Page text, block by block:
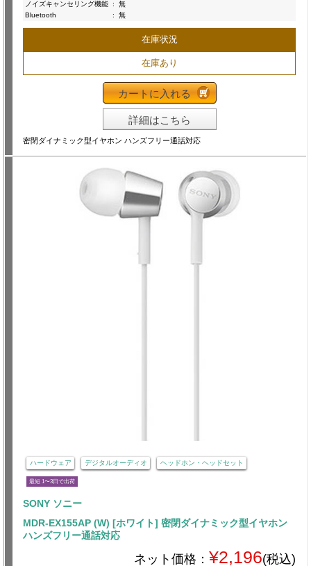
ノイズキャンセリング機能 :
無
Bluetooth
: 無
在庫状況
在庫あり
カートに入れる
詳細はこちら
密閉ダイナミック型イヤホン ハンズフリー通話対応
ハードウェア デジタルオーディオ ヘッドホン・ヘッドセット
最短 1〜3日で出荷
SONY ソニー
MDR-EX155AP (W) [ホワイト] 密閉ダイナミック型イヤホン
ハンズフリー通話対応
ネット価格： ¥2,196(税込)